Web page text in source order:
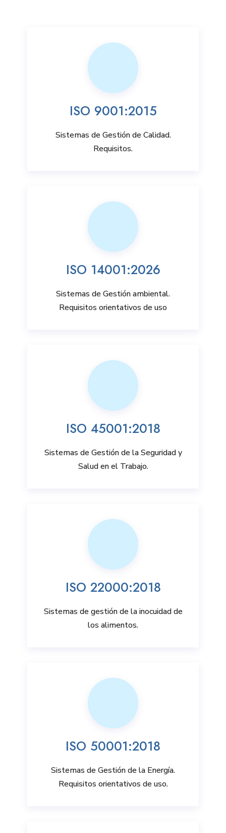
ISO 9001:2015
Sistemas de Gestión de Calidad.
Requisitos.
ISO 14001:2026
Sistemas de Gestión ambiental.
Requisitos orientativos de uso
ISO 45001:2018
Sistemas de Gestión de la Seguridad y
Salud en el Trabajo.
ISO 22000:2018
Sistemas de gestión de la inocuidad de
los alimentos.
ISO 50001:2018
Sistemas de Gestión de la Energía.
Requisitos orientativos de uso.